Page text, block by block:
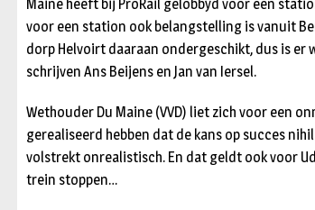
Maine heeft bij ProRail gelobbyd voor een
voor een station ook belangstelling is vanuit
dorp Helvoirt daaraan ondergeschikt, dus is
schrijven Ans Beijens en Jan van Iersel.
Wethouder Du Maine (VVD) liet zich voor een
gerealiseerd hebben dat de kans op succes
volstrekt onrealistisch. En dat geldt ook voor
trein stoppen…